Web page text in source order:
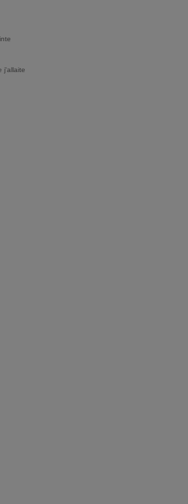
j'allaite